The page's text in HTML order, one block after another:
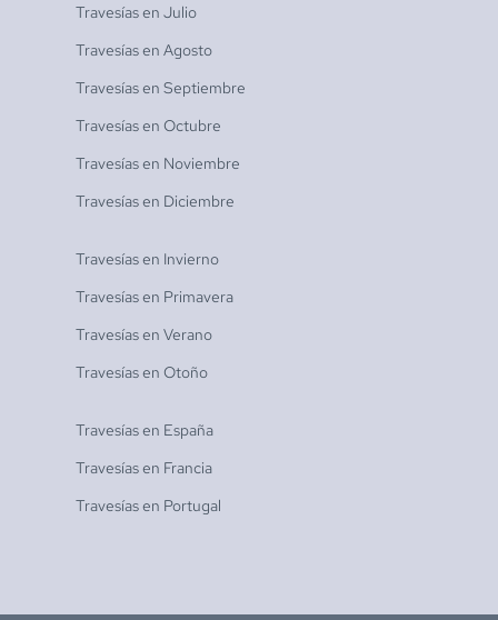
Travesías en Julio
Travesías en Agosto
Travesías en Septiembre
Travesías en Octubre
Travesías en Noviembre
Travesías en Diciembre
Travesías en Invierno
Travesías en Primavera
Travesías en Verano
Travesías en Otoño
Travesías en España
Travesías en Francia
Travesías en Portugal